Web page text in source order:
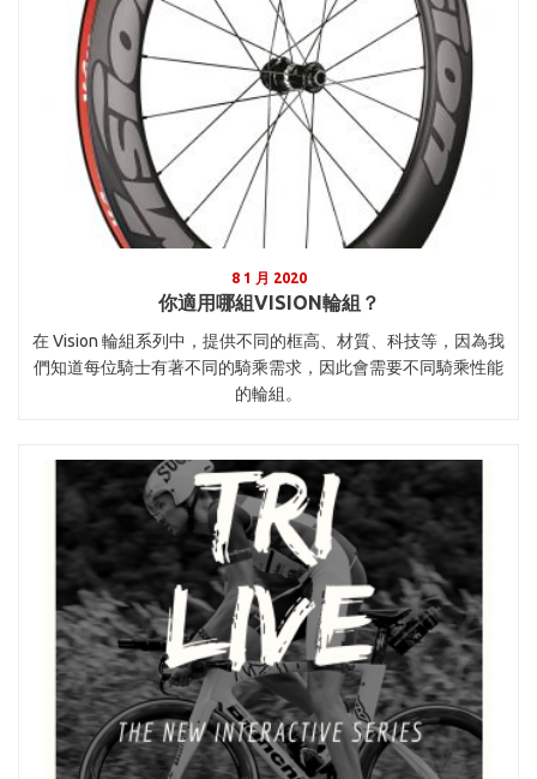
8 1 月 2020
你適用哪組VISION輪組？
在 Vision 輪組系列中，提供不同的框高、材質、科技等，因為我
們知道每位騎士有著不同的騎乘需求，因此會需要不同騎乘性能
的輪組。